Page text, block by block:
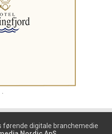
førende digitale branchemedie